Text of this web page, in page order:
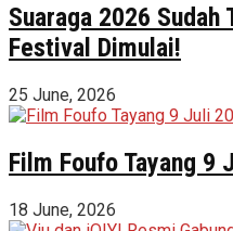
Suaraga 2026 Sudah
Festival Dimulai!
25 June, 2026
Film Foufo Tayang 9
18 June, 2026